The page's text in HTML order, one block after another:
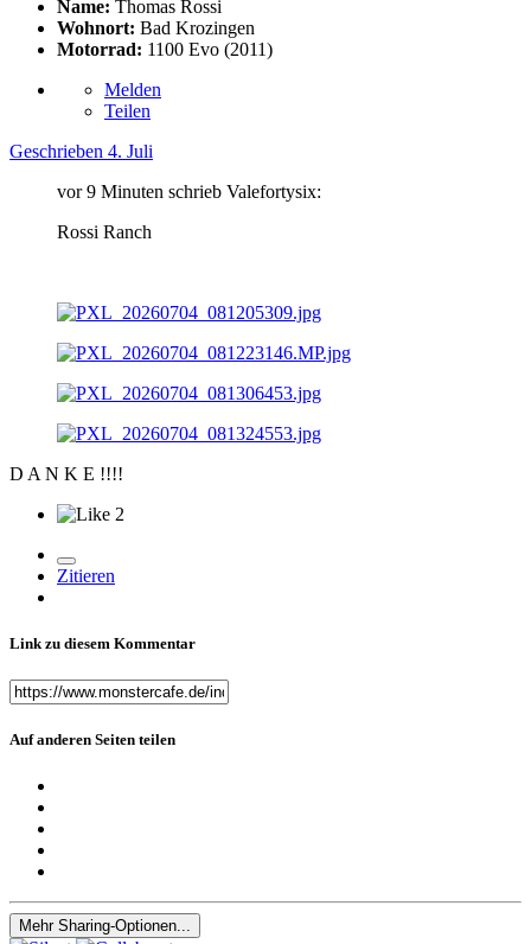
Name: Thomas Rossi
Wohnort: Bad Krozingen
Motorrad: 1100 Evo (2011)
Melden
Teilen
Geschrieben 4. Juli
vor 9 Minuten schrieb Valefortysix:
Rossi Ranch
D A N K E !!!!
2
Zitieren
Link zu diesem Kommentar
Auf anderen Seiten teilen
Mehr Sharing-Optionen...